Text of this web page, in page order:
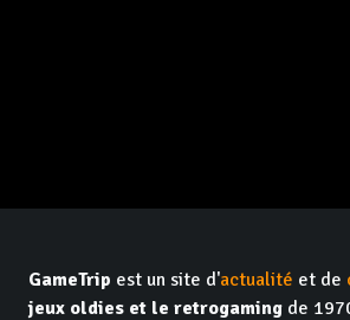
GameTrip est un site d'actualité et de
jeux oldies et le retrogaming de